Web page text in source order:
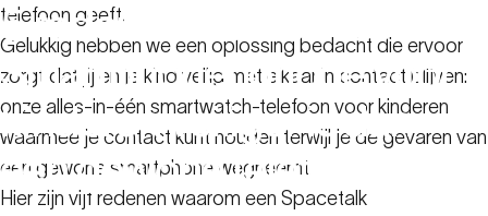
5redenen waarom
een
Smartphonehorlogevoor
kinderenveiligerisdan
eengewonetelefoon
telefoon geeft.
Gelukkig hebben we een oplossing bedacht die ervoor
zorgt dat jij en je kind veilig met elkaar in contact blijven:
onze alles-in-één smartwatch-telefoon voor kinderen
waarmee je contact kunt houden terwijl je de gevaren van
een gewone smartphone wegneemt.
Hier zijn vijf redenen waarom een Spacetalk